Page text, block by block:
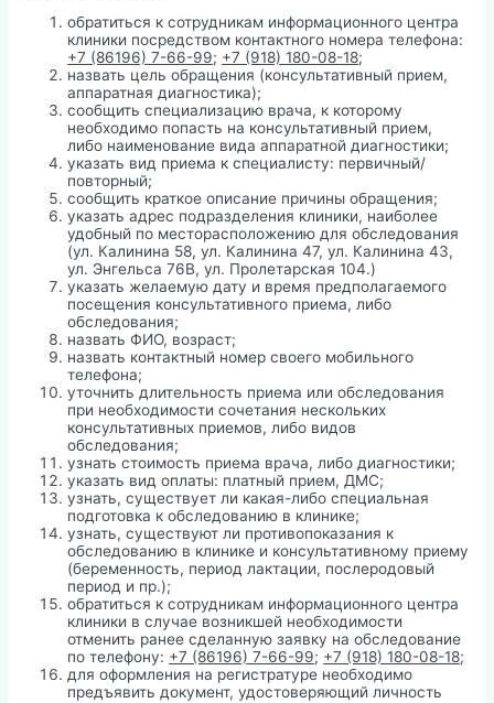
обратиться к сотрудникам информационного центра
клиники посредством контактного номера телефона:
+7 (86196) 7-66-99; +7 (918) 180-08-18;
назвать цель обращения (консультативный прием,
аппаратная диагностика);
сообщить специализацию врача, к которому
необходимо попасть на консультативный прием,
либо наименование вида аппаратной диагностики;
указать вид приема к специалисту: первичный/
повторный;
сообщить краткое описание причины обращения;
указать адрес подразделения клиники, наиболее
удобный по месторасположению для обследования
(ул. Калинина 58, ул. Калинина 47, ул. Калинина 43,
ул. Энгельса 76В, ул. Пролетарская 104.)
указать желаемую дату и время предполагаемого
посещения консультативного приема, либо
обследования;
назвать ФИО, возраст;
назвать контактный номер своего мобильного
телефона;
уточнить длительность приема или обследования
при необходимости сочетания нескольких
консультативных приемов, либо видов
обследования;
узнать стоимость приема врача, либо диагностики;
указать вид оплаты: платный прием, ДМС;
узнать, существует ли какая-либо специальная
подготовка к обследованию в клинике;
узнать, существуют ли противопоказания к
обследованию в клинике и консультативному приему
(беременность, период лактации, послеродовый
период и пр.);
обратиться к сотрудникам информационного центра
клиники в случае возникшей необходимости
отменить ранее сделанную заявку на обследование
по телефону: +7 (86196) 7-66-99; +7 (918) 180-08-18;
для оформления на регистратуре необходимо
предъявить документ, удостоверяющий личность